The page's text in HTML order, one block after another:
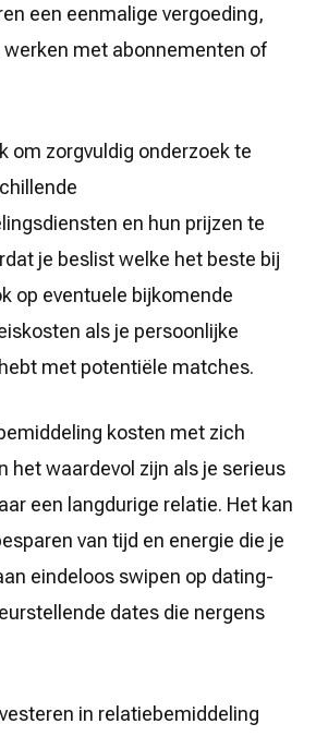
een eenmalige vergoeding,
met abonnementen of
om zorgvuldig onderzoek te
en hun prijzen te
je beslist welke het beste bij
op eventuele bijkomende
als je persoonlijke
met potentiële matches.
kosten met zich
het waardevol zijn als je serieus
een langdurige relatie. Het kan
van tijd en energie die je
eindeloos swipen op dating-
dates die nergens
in relatiebemiddeling